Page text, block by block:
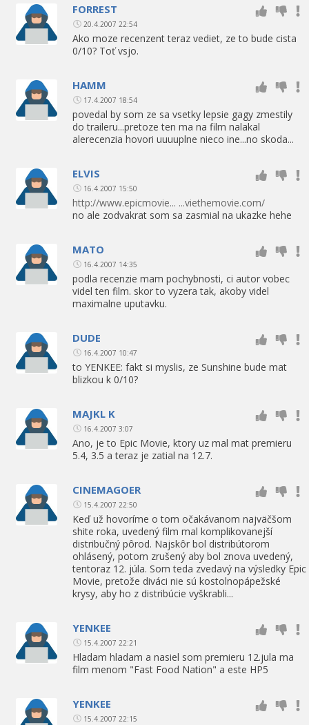
FORREST
20.4.2007 22:54
Ako moze recenzent teraz vediet, ze to bude cista
0/10? Toť vsjo.
HAMM
17.4.2007 18:54
povedal by som ze sa vsetky lepsie gagy zmestily
do traileru...pretoze ten ma na film nalakal
alerecenzia hovori uuuuplne nieco ine...no skoda...
ELVIS
16.4.2007 15:50
http://www.epicmovie... ...viethemovie.com/
no ale zodvakrat som sa zasmial na ukazke hehe
MATO
16.4.2007 14:35
podla recenzie mam pochybnosti, ci autor vobec
videl ten film. skor to vyzera tak, akoby videl
maximalne uputavku.
DUDE
16.4.2007 10:47
to YENKEE: fakt si myslis, ze Sunshine bude mat
blizkou k 0/10?
MAJKL K
16.4.2007 3:07
Ano, je to Epic Movie, ktory uz mal mat premieru
5.4, 3.5 a teraz je zatial na 12.7.
CINEMAGOER
15.4.2007 22:50
Keď už hovoríme o tom očakávanom najväčšom
shite roka, uvedený film mal komplikovanejší
distribučný pôrod. Najskôr bol distribútorom
ohlásený, potom zrušený aby bol znova uvedený,
tentoraz 12. júla. Som teda zvedavý na výsledky Epic
Movie, pretože diváci nie sú kostolnopápežské
krysy, aby ho z distribúcie vyškrabli...
YENKEE
15.4.2007 22:21
Hladam hladam a nasiel som premieru 12.jula ma
film menom "Fast Food Nation" a este HP5
YENKEE
15.4.2007 22:15